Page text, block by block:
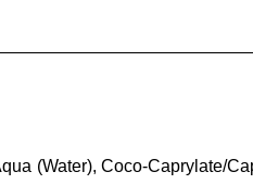
(Water), Coco-Caprylate/